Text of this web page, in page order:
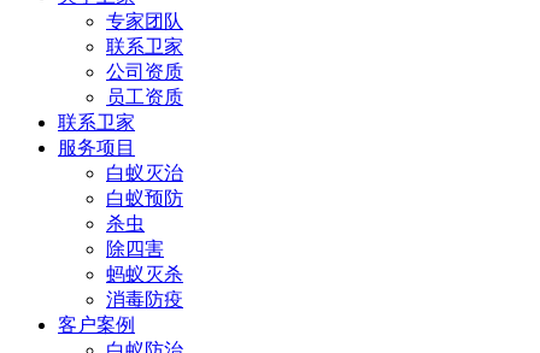
专家团队
联系卫家
公司资质
员工资质
联系卫家
服务项目
白蚁灭治
白蚁预防
杀虫
除四害
蚂蚁灭杀
消毒防疫
客户案例